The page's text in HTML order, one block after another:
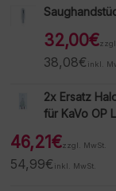
32,00€
38,08€ inkl.
2x Ersatz
für KaVo OP
46,21€zzgl. MwSt.
54,99€ inkl. MwSt.